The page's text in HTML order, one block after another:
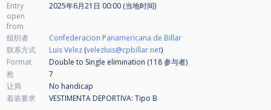
Entry
open
from
2025年6月21日 00:00 (当地时间)
组织者
Confederacion Panamericana de Billar
联系方式
Luis Velez (velezluis@cpbillar.net)
Format
Double to Single elimination (118参与者)
抢
7
让局
No handicap
着装要求
VESTIMENTA DEPORTIVA: Tipo B